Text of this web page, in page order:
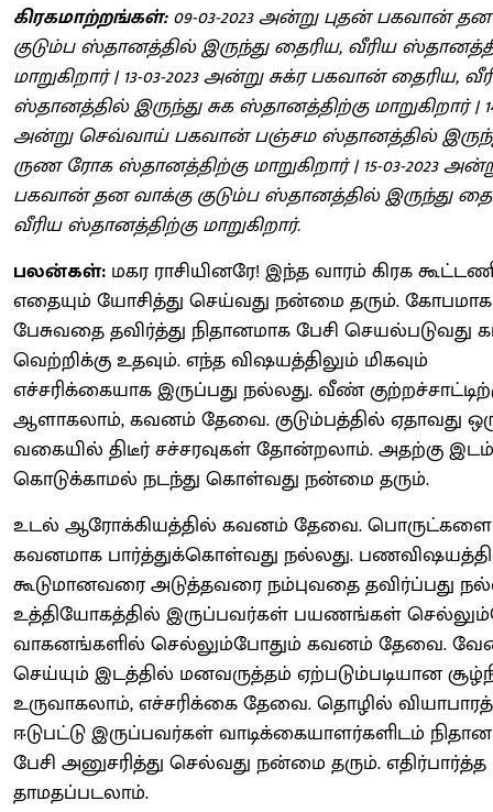
கிரகமாற்றங்கள்:09-03-2023 அன்று புதன் பகவான்
குடும்ப ஸ்தானத்தில் இருந்து தைரிய, வீரிய
மாறுகிறார் | 13-03-2023 அன்று சுக்ர பகவான் தைரிய,
ஸ்தானத்தில் இருந்து சுக ஸ்தானத்திற்கு மாறுகிறார் |
அன்று செவ்வாய் பகவான் பஞ்சம ஸ்தானத்தில்
ருண ரோக ஸ்தானத்திற்கு மாறுகிறார் | 15-03-2023
பகவான் தன வாக்கு குடும்ப ஸ்தானத்தில் இருந்து
வீரிய ஸ்தானத்திற்கு மாறுகிறார்.
பலன்கள்: மகர ராசியினரே! இந்த வாரம் கிரக
எதையும் யோசித்து செய்வது நன்மை தரும். கோபமாக
பேசுவதை தவிர்த்து நிதானமாக பேசி செயல்படுவது
வெற்றிக்கு உதவும். எந்த விஷயத்திலும் மிகவும்
எச்சரிக்கையாக இருப்பது நல்லது. வீண்
ஆளாகலாம், கவனம் தேவை. குடும்பத்தில் ஏதாவது
வகையில் திடீர் சச்சரவுகள் தோன்றலாம். அதற்கு இடம்
கொடுக்காமல் நடந்து கொள்வது நன்மை தரும்.
உடல் ஆரோக்கியத்தில் கவனம் தேவை. பொருட்களை
கவனமாக பார்த்துக்கொள்வது நல்லது.
கூடுமானவரை அடுத்தவரை நம்புவதை தவிர்ப்பது
உத்தியோகத்தில் இருப்பவர்கள் பயணங்கள்
வாகனங்களில் செல்லும்போதும் கவனம் தேவை.
செய்யும் இடத்தில் மனவருத்தம் ஏற்படும்படியான
உருவாகலாம், எச்சரிக்கை தேவை. தொழில்
ஈடுபட்டு இருப்பவர்கள் வாடிக்கையாளர்களிடம்
பேசி அனுசரித்து செல்வது நன்மை தரும்.
தாமதப்படலாம்.